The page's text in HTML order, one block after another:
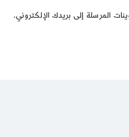
المرسلة إلى بريدك الإلكتروني.